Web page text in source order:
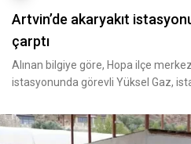
Artvin’de akaryakıt
çarptı
Alınan bilgiye göre, Hopa ilçe
istasyonunda görevli Yüksel Gaz,